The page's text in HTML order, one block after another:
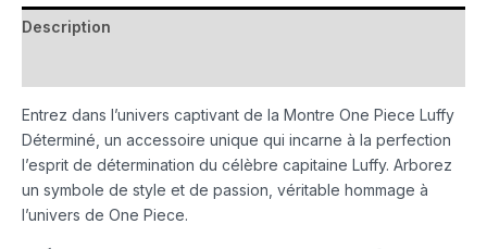
Description
Entrez dans l’univers captivant de la Montre One Piece Luffy
Déterminé, un accessoire unique qui incarne à la perfection
l’esprit de détermination du célèbre capitaine Luffy. Arborez
un symbole de style et de passion, véritable hommage à
l’univers de One Piece.